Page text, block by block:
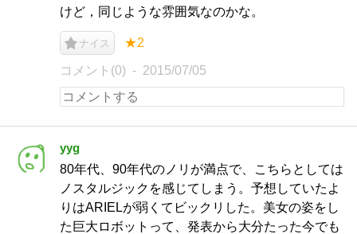
けど，同じような雰囲気なのかな。
ナイス ★2
コメント(0) 2015/07/05
yyg
80年代、90年代のノリが満点で、こちらとしては
ノスタルジックを感じてしまう。予想していたよ
りはARIELが弱くてビックリした。美女の姿をし
た巨大ロボットって、発表から大分たった今でも